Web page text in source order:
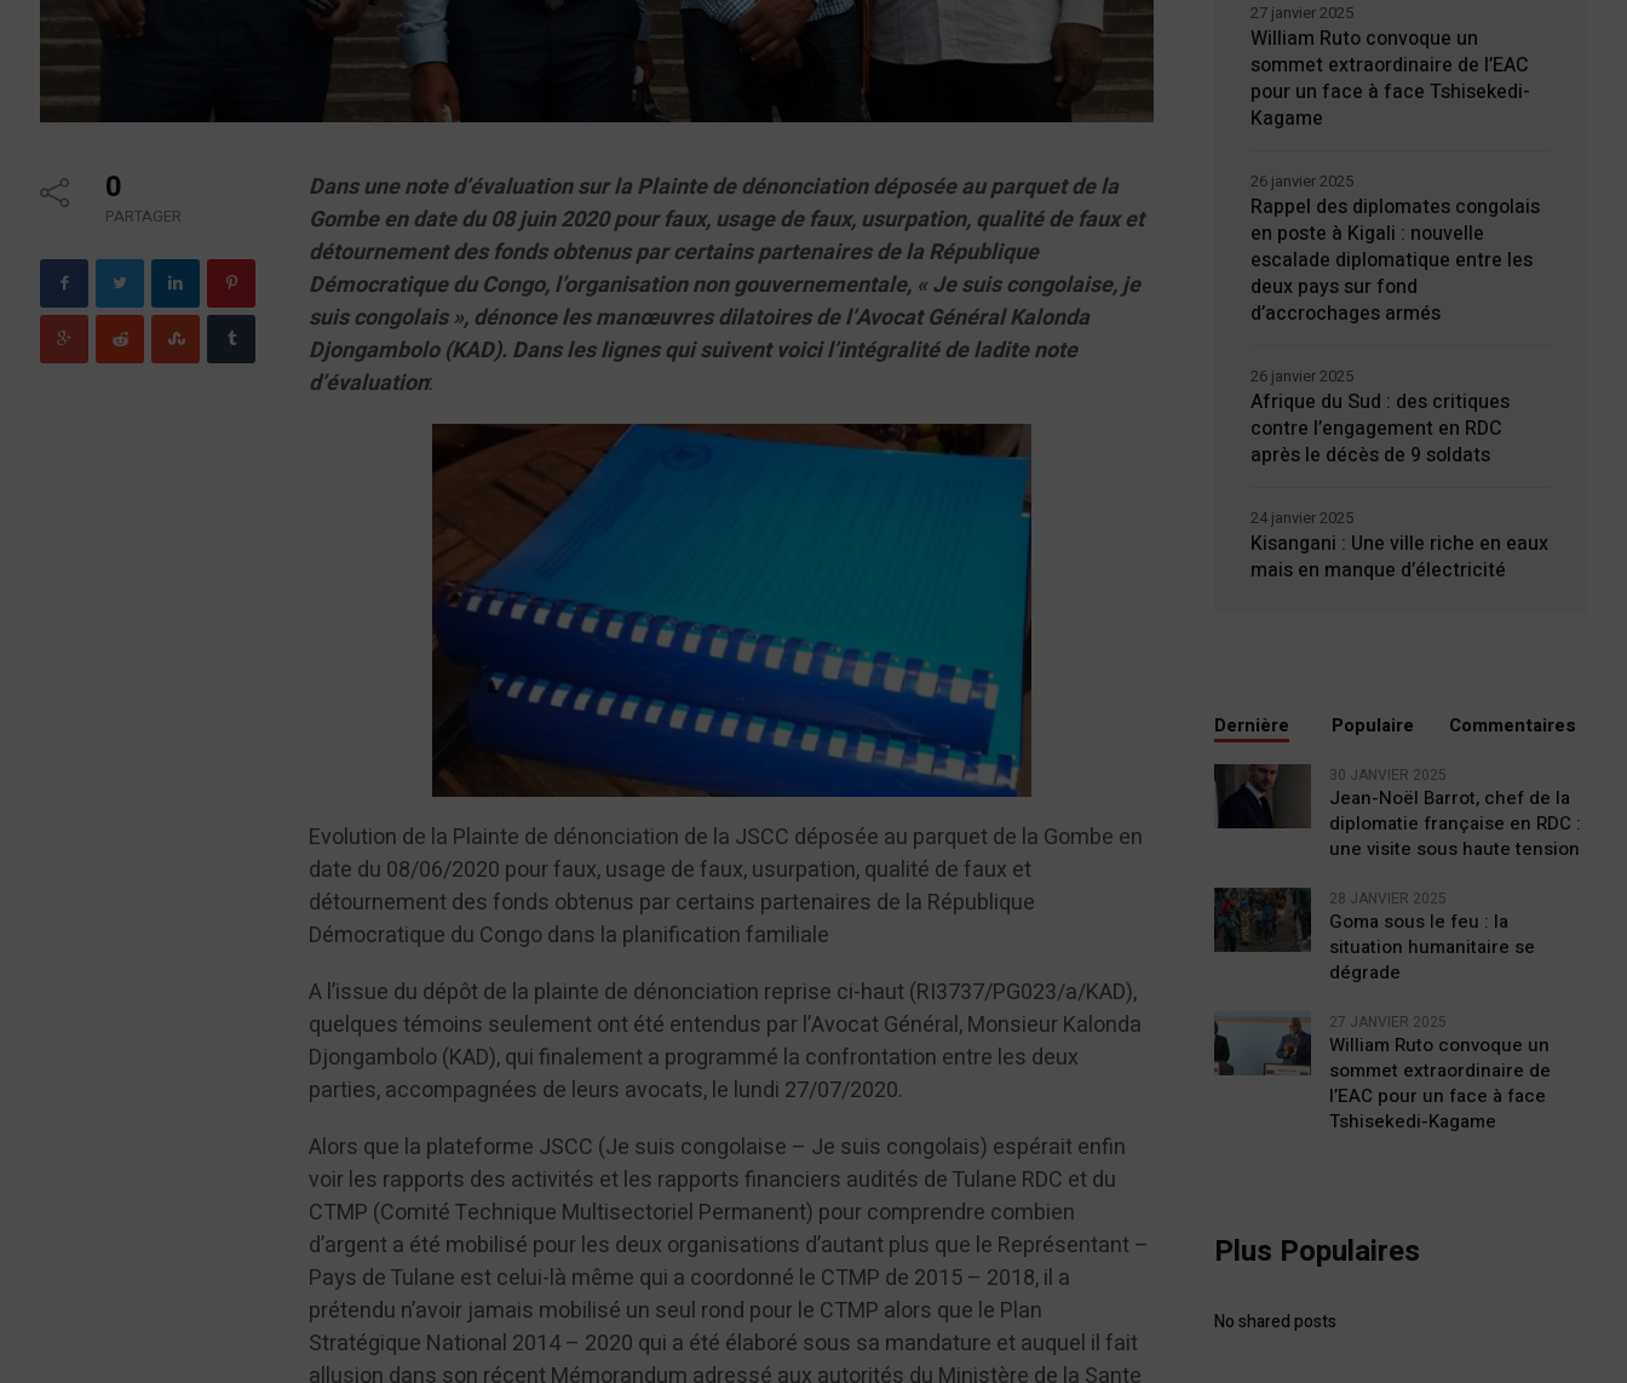
0
PARTAGER
Dans une note d’évaluation sur la Plainte de dénonciation déposée au parquet de la
Gombe en date du 08 juin 2020 pour faux, usage de faux, usurpation, qualité de faux et
détournement des fonds obtenus par certains partenaires de la République
Démocratique du Congo, l’organisation non gouvernementale, « Je suis congolaise, je
suis congolais », dénonce les manœuvres dilatoires de l’Avocat Général Kalonda
Djongambolo (KAD). Dans les lignes qui suivent voici l’intégralité de ladite note
d’évaluation:
Evolution de la Plainte de dénonciation de la JSCC déposée au parquet de la Gombe en
date du 08/06/2020 pour faux, usage de faux, usurpation, qualité de faux et
détournement des fonds obtenus par certains partenaires de la République
Démocratique du Congo dans la planification familiale
A l’issue du dépôt de la plainte de dénonciation reprise ci-haut (RI3737/PG023/a/KAD),
quelques témoins seulement ont été entendus par l’Avocat Général, Monsieur Kalonda
Djongambolo (KAD), qui finalement a programmé la confrontation entre les deux
parties, accompagnées de leurs avocats, le lundi 27/07/2020.
Alors que la plateforme JSCC (Je suis congolaise – Je suis congolais) espérait enfin
voir les rapports des activités et les rapports financiers audités de Tulane RDC et du
CTMP (Comité Technique Multisectoriel Permanent) pour comprendre combien
d’argent a été mobilisé pour les deux organisations d’autant plus que le Représentant –
Pays de Tulane est celui-là même qui a coordonné le CTMP de 2015 – 2018, il a
prétendu n’avoir jamais mobilisé un seul rond pour le CTMP alors que le Plan
Stratégique National 2014 – 2020 qui a été élaboré sous sa mandature et auquel il fait
allusion dans son récent Mémorandum adressé aux autorités du Ministère de la Sante
William Ruto convoque un
sommet extraordinaire de l’EAC
pour un face à face Tshisekedi-
Kagame
27 janvier 2025
Rappel des diplomates congolais
en poste à Kigali : nouvelle
escalade diplomatique entre les
deux pays sur fond
d’accrochages armés
26 janvier 2025
Afrique du Sud : des critiques
contre l’engagement en RDC
après le décès de 9 soldats
26 janvier 2025
Kisangani : Une ville riche en eaux
mais en manque d’électricité
24 janvier 2025
Dernière Populaire Commentaires
30 JANVIER 2025
Jean-Noël Barrot, chef de la
diplomatie française en RDC :
une visite sous haute tension
28 JANVIER 2025
Goma sous le feu : la
situation humanitaire se
dégrade
27 JANVIER 2025
William Ruto convoque un
sommet extraordinaire de
l’EAC pour un face à face
Tshisekedi-Kagame
Plus Populaires
No shared posts